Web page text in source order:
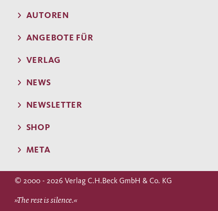
AUTOREN
ANGEBOTE FÜR
VERLAG
NEWS
NEWSLETTER
SHOP
META
© 2000 - 2026 Verlag C.H.Beck GmbH & Co. KG
»The rest is silence.«